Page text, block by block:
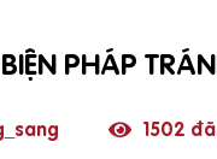
PHÁP
1502